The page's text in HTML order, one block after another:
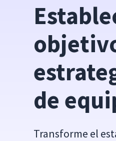
de
Transforme el